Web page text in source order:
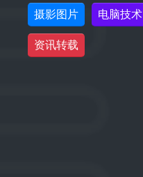
摄影图片 电脑技术
资讯转载